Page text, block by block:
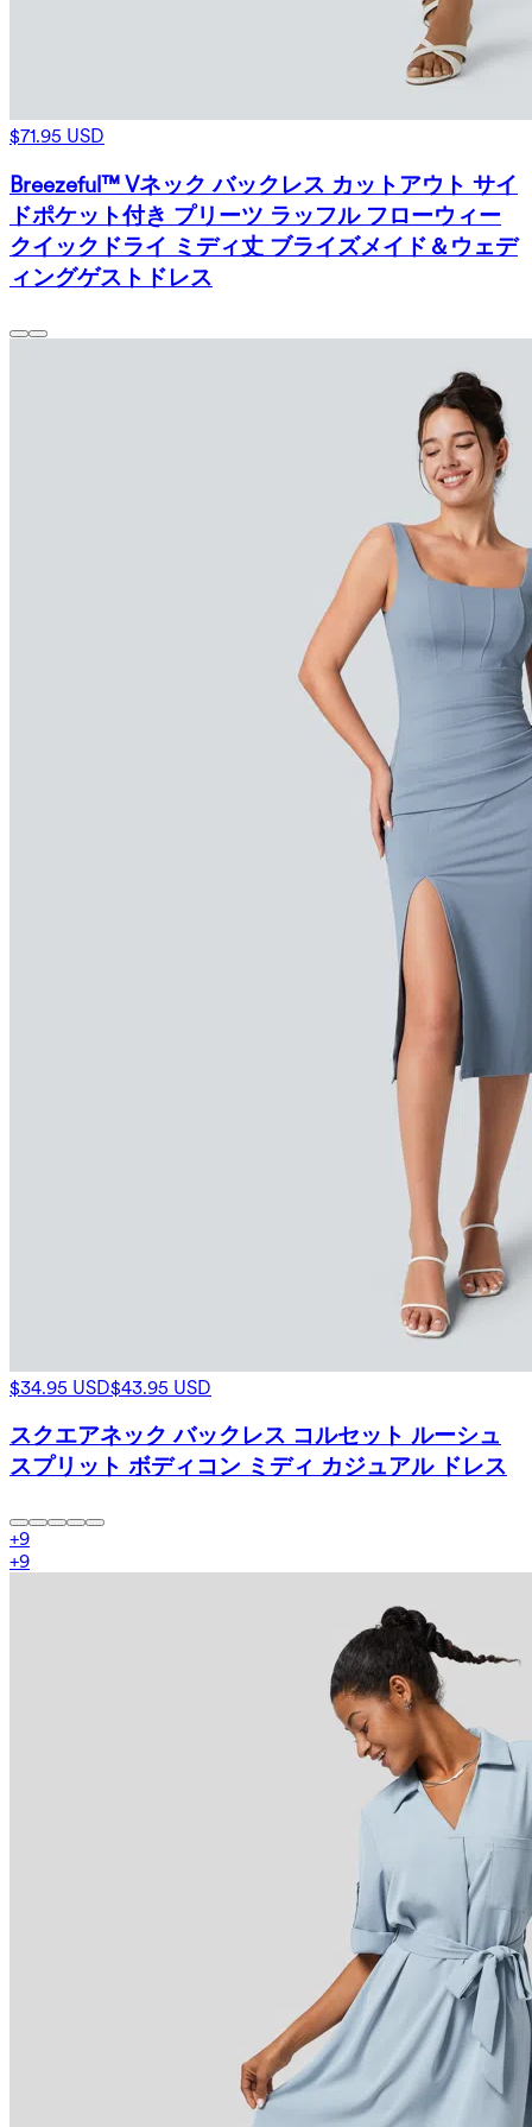
$71.95 USD
Breezeful™ Vネック バックレス カットアウト サイ
ドポケット付き プリーツ ラッフル フローウィー
クイックドライ ミディ丈 ブライズメイド＆ウェデ
ィングゲストドレス
$34.95 USD$43.95 USD
スクエアネック バックレス コルセット ルーシュ
スプリット ボディコン ミディ カジュアル ドレス
+9
+9